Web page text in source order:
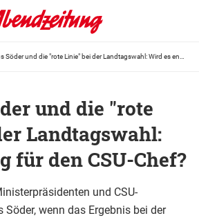
und die "rote
Landtagswahl:
für den CSU-Chef?
und CSU-
wenn das Ergebnis bei der